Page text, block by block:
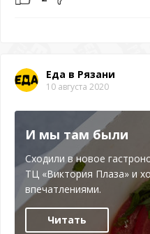
Еда в Рязани
10 августа 2020
И мы там были
Сходили в новое
ТЦ «Виктория Плаза» и
впечатлениями.
Читать